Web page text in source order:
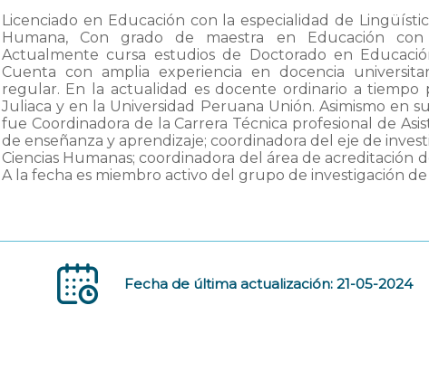
Licenciado en Educación con la especialidad de
Humana, Con grado de maestra en Educación
Actualmente cursa estudios de Doctorado en
Cuenta con amplia experiencia en docencia
regular. En la actualidad es docente ordinario a tiempo
Juliaca y en la Universidad Peruana Unión. Asimismo en
fue Coordinadora de la Carrera Técnica profesional de
de enseñanza y aprendizaje; coordinadora del eje de
Ciencias Humanas; coordinadora del área de acreditación
A la fecha es miembro activo del grupo de investigación
Fecha de última actualización: 21-05-2024